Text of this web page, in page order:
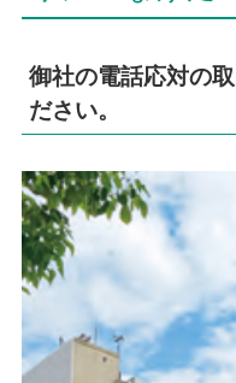
御社の電話応対の
ださい。